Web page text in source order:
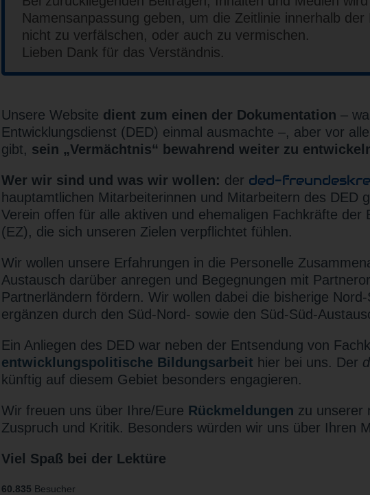
Namensanpassung geben, um die Zeitlinie innerhalb der
nicht zu verfälschen, oder auch zu vermischen.
Lieben Dank für das Verständnis.
Unsere Website dient zum einen der Dokumentation –
Entwicklungsdienst (DED) einmal ausmachte –, aber vor
gibt, sein „Vermächtnis“ bewahrend weiter zu
Wer wir sind und was wir wollen: der ded-
hauptamtlichen Mitarbeiterinnen und Mitarbeitern des DED
Verein offen für alle aktiven und ehemaligen Fachkräfte der
(EZ), die sich unseren Zielen verpflichtet fühlen.
Wir wollen unsere Erfahrungen in die Personelle
Austausch darüber anregen und Begegnungen mit
Partnerländern fördern. Wir wollen dabei die bisherige
ergänzen durch den Süd-Nord- sowie den Süd-Süd-
Ein Anliegen des DED war neben der Entsendung von
entwicklungspolitische Bildungsarbeit hier bei uns. Der
künftig auf diesem Gebiet besonders engagieren.
Wir freuen uns über Ihre/Eure Rückmeldungen zu unserer
Zuspruch und Kritik. Besonders würden wir uns über Ihren
Viel Spaß bei der Lektüre
60.835 Besucher